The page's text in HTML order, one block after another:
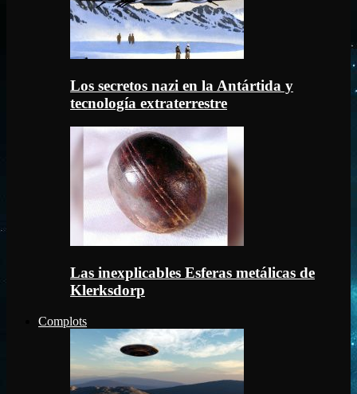
Los secretos nazi en la Antártida y
tecnología extraterrestre
Las inexplicables Esferas metálicas de
Klerksdorp
Complots